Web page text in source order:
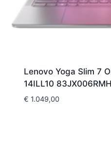
Lenovo Yoga Slim 7
14ILL10
€ 1.049,00